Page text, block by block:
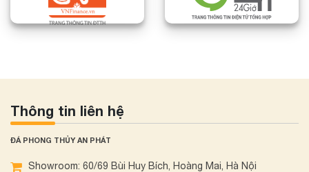
Thông tin liên hệ
ĐÁ PHONG THỦY AN PHÁT
Showroom: 60/69 Bùi Huy Bích, Hoàng Mai, Hà Nội